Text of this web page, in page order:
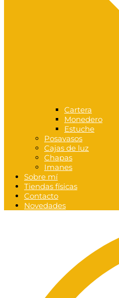
Cartera
Monedero
Estuche
Posavasos
Cajas de luz
Chapas
Imanes
Sobre mí
Tiendas físicas
Contacto
Novedades